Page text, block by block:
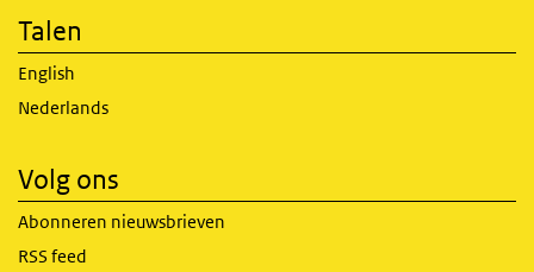
Talen
English
Nederlands
Volg ons
Abonneren nieuwsbrieven
RSS feed